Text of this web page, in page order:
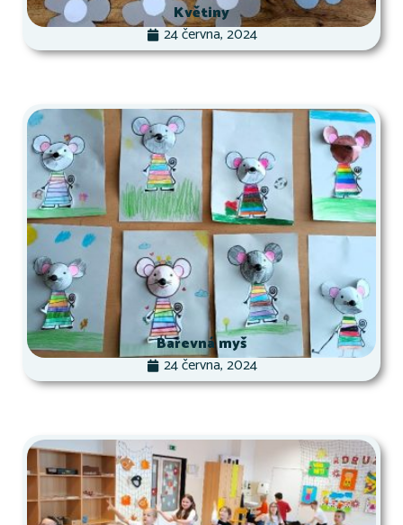
Květiny
24 června, 2024
Barevná myš
24 června, 2024